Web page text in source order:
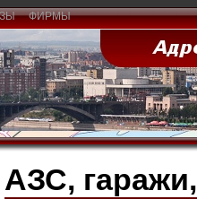
ФИРМЫ
АЗС,